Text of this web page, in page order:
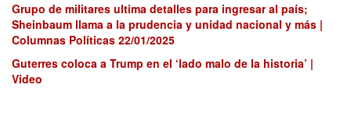
Grupo de militares ultima detalles para ingresar al país;
Sheinbaum llama a la prudencia y unidad nacional y más |
Columnas Políticas 22/01/2025
Guterres coloca a Trump en el ‘lado malo de la historia’ |
Video